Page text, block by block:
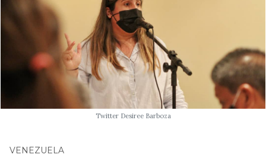
Twitter Desiree Barboza
VENEZUELA